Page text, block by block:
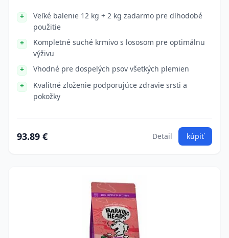
Veľké balenie 12 kg + 2 kg zadarmo pre dlhodobé
použitie
Kompletné suché krmivo s lososom pre optimálnu
výživu
Vhodné pre dospelých psov všetkých plemien
Kvalitné zloženie podporujúce zdravie srsti a
pokožky
93.89 € Detail kúpiť